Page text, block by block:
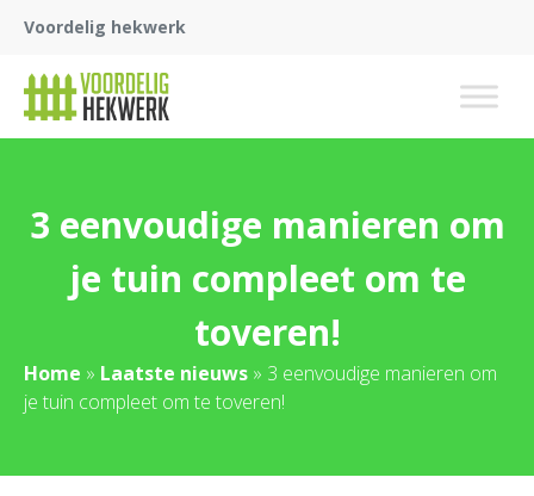
Voordelig hekwerk
3 eenvoudige manieren om
je tuin compleet om te
toveren!
Home » Laatste nieuws » 3 eenvoudige manieren om
je tuin compleet om te toveren!